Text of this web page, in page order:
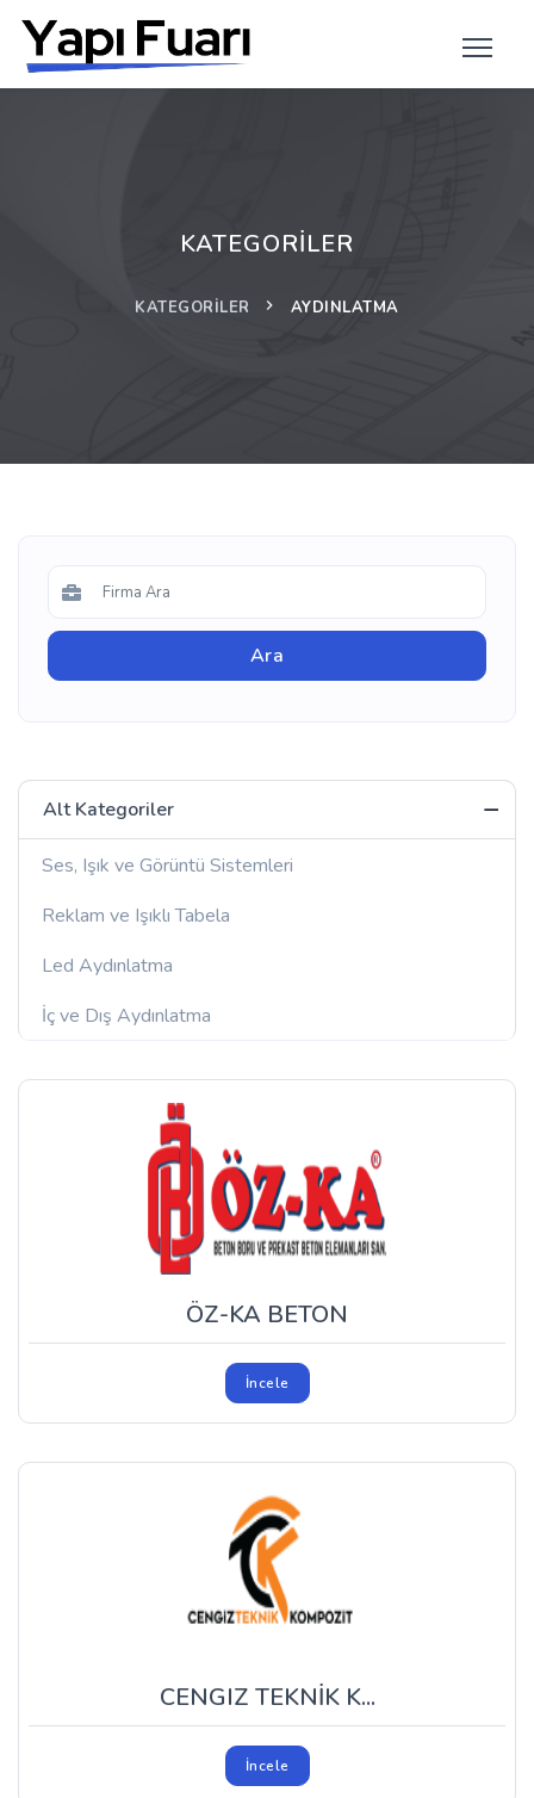
KATEGORILER
KATEGORILER AYDINLATMA
Alt Kategoriler
Ses, Işık ve Görüntü Sistemleri
Reklam ve Işıklı Tabela
Led Aydınlatma
İç ve Dış Aydınlatma
ÖZ-KA BETON
İncele
CENGIZ TEKNİK K...
İncele